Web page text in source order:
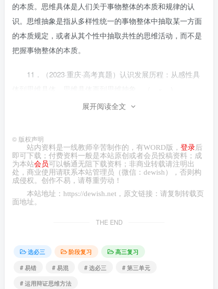
的本质。思维具体是人们关于事物整体的本质和规律的认
识。思维抽象是指从多样性统一的事物整体中抽取某一方面
的本质规定，或者从其个性中抽取共性的思维活动，而不是
把握事物整体的本质。
11．（2023·重庆·高考真题）认识发展历程：从感性具
纠正：认识发展历程：从感性具体到思维抽象，再从思
12．（2023·北京·高考真题）植物博物画的创作是在思
维具体中复制了植物直观的整体表象。（ × ）
纠正：思维具体是在理性认识的层次上反映事物具体整
体的认识，感性具体是对事物的直观的整体表象。
和思考问题。（ × ）
纠正：辩证思维就是用联系、发展、全面的观点看待事
物和思考问题。
展开阅读全文
© 版权声明
站内资料是一线教师辛苦制作的，有WORD版， 登录后
即可下载；付费资料一般是本站原创或者会员投稿资料；成
为本站会员可以畅通无阻下载资料；非商业转载请注明出
处，商业使用请联系本站管理员（微信： dewish ），否则构
成侵权。创作不易，请尊重劳动！
本站地址： https://dewish.net ，原文链接：请复制转载页
面地址。
THE END
选必三 阶段复习
高三复习
# 易错
# 易混 # 选必三
# 第三单元
# 运用辩证思维方法